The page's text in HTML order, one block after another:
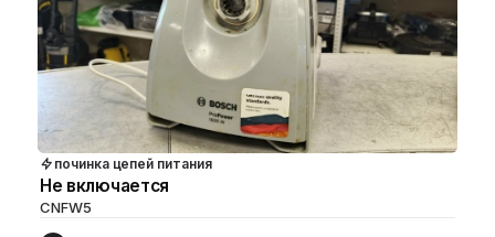
починка цепей питания
Не включается
CNFW5